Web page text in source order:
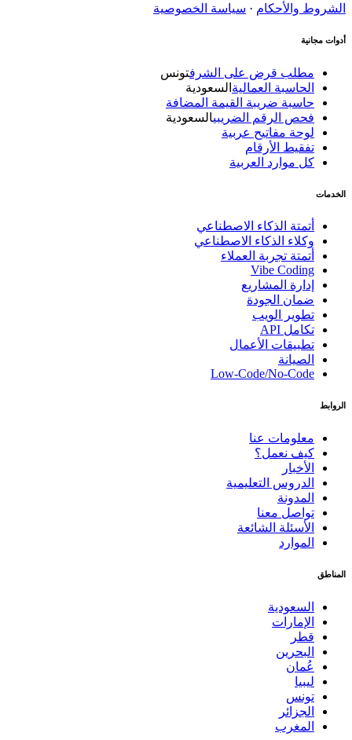
الشروط والأحكام· سياسة الخصوصية
أدوات مجانية
مطلب قرض على الشرف تونس
الحاسبة العماليةالسعودية
حاسبة ضريبة القيمة المضافة
فحص الرقم الضريبيالسعودية
لوحة مفاتيح عربية
تفقيط الأرقام
كل موارد العربية
الخدمات
أتمتة الذكاء الاصطناعي
وكلاء الذكاء الاصطناعي
أتمتة تجربة العملاء
Vibe Coding
إدارة المشاريع
ضمان الجودة
تطوير الويب
تكامل API
تطبيقات الأعمال
الصيانة
Low-Code/No-Code
الروابط
معلومات عنا
كيف نعمل؟
الأخبار
الدروس التعليمية
المدونة
تواصل معنا
الأسئلة الشائعة
الموارد
المناطق
السعودية
الإمارات
قطر
البحرين
عُمان
ليبيا
تونس
الجزائر
المغرب